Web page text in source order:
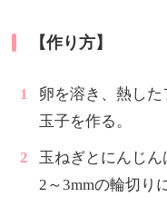
【作り方】
卵を溶き、熱し
玉子を作る。
玉ねぎとにんじ
2～3mmの輪切り